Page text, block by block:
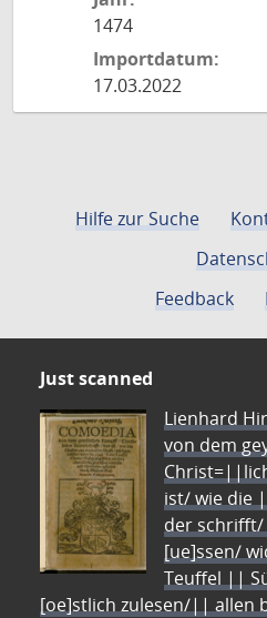
1474
Importdatum:
17.03.2022
Hilfe zur Suche
Feedback
Just scanned
Lienhard
von dem
ist/ wie die
der
[ue]ssen/
Teuffel ||
[oe]stlich zulesen/|| allen